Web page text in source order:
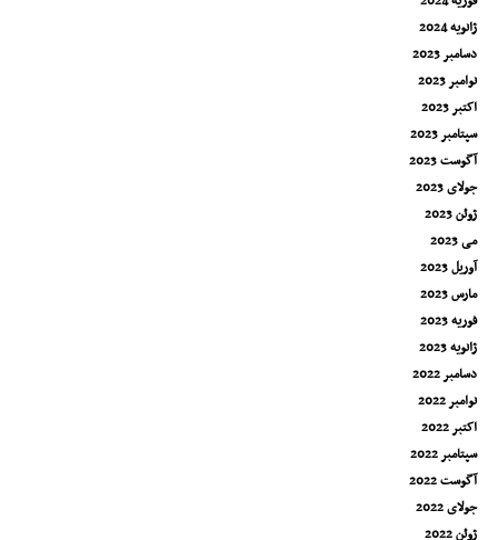
ژانویه 2024
دسامبر 2023
نوامبر 2023
اکتبر 2023
سپتامبر 2023
آگوست 2023
جولای 2023
ژوئن 2023
می 2023
آوریل 2023
مارس 2023
فوریه 2023
ژانویه 2023
دسامبر 2022
نوامبر 2022
اکتبر 2022
سپتامبر 2022
آگوست 2022
جولای 2022
ژوئن 2022